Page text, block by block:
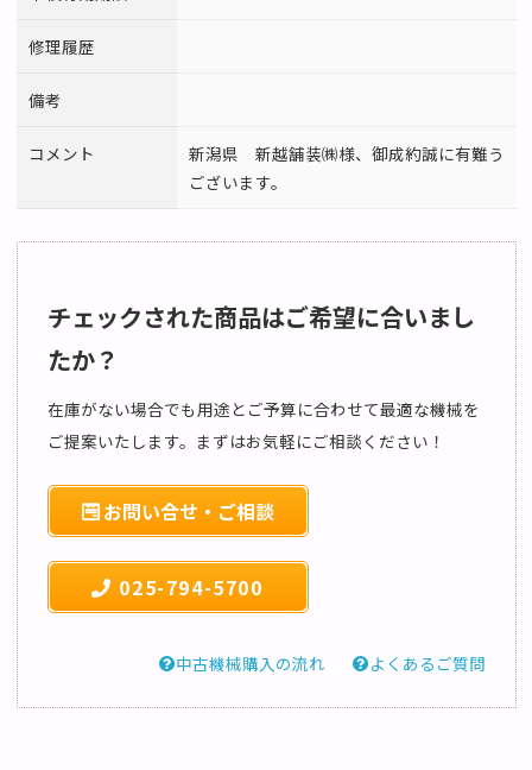
修理履歴
備考
コメント
新潟県 新越舗装㈱様、御成約誠に有難う
ございます。
チェックされた商品はご希望に合いまし
たか？
在庫がない場合でも用途とご予算に合わせて最適な機械を
ご提案いたします。まずはお気軽にご相談ください！
お問い合せ・ご相談
025-794-5700
中古機械購入の流れ よくあるご質問